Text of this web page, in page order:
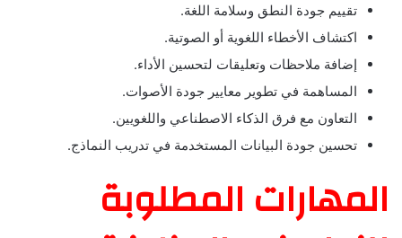
تقييم جودة النطق وسلامة اللغة.
اكتشاف الأخطاء اللغوية أو الصوتية.
إضافة ملاحظات وتعليقات لتحسين الأداء.
المساهمة في تطوير معايير جودة الأصوات.
التعاون مع فرق الذكاء الاصطناعي واللغويين.
تحسين جودة البيانات المستخدمة في تدريب النماذج.
المهارات المطلوبة